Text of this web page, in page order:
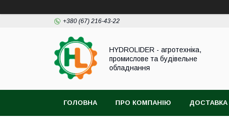
+380 (67) 216-43-22
HYDROLIDER - агротехніка,
промислове та будівельне
обладнання
ГОЛОВНА ПРО КОМПАНІЮ